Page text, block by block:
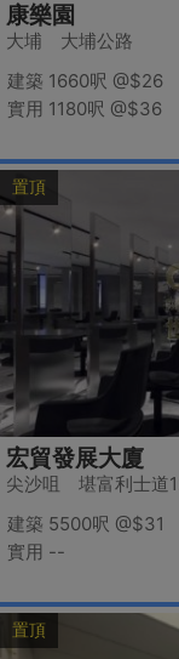
康樂園
大埔 大埔公路
建築 1660呎 @$26
實用 1180呎 @$36
置頂
宏貿發展大廈
尖沙咀 堪富利士道
建築 5500呎 @$31
實用 --
置頂